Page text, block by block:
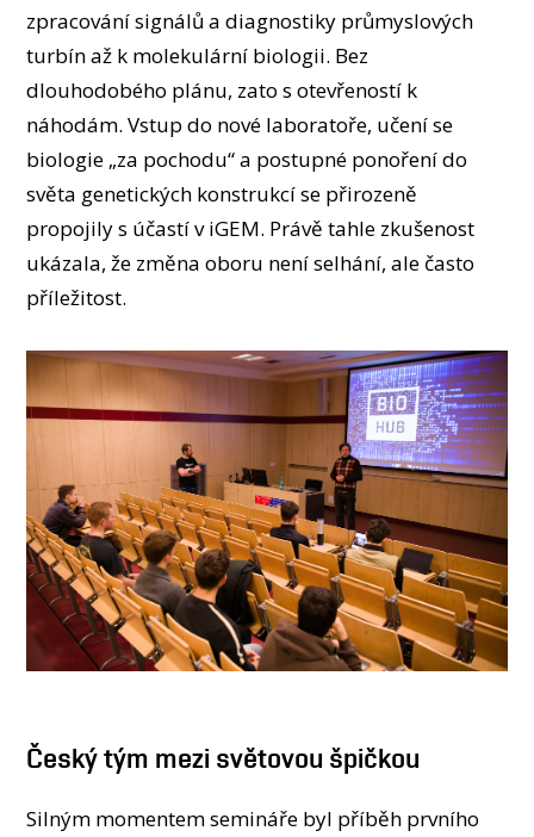
zpracování signálů a diagnostiky průmyslových
turbín až k molekulární biologii. Bez
dlouhodobého plánu, zato s otevřeností k
náhodám. Vstup do nové laboratoře, učení se
biologie „za pochodu“ a postupné ponoření do
světa genetických konstrukcí se přirozeně
propojily s účastí v iGEM. Právě tahle zkušenost
ukázala, že změna oboru není selhání, ale často
příležitost.
Český tým mezi světovou špičkou
Silným momentem semináře byl příběh prvního